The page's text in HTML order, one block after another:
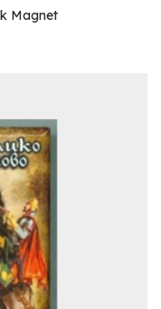
Magnet